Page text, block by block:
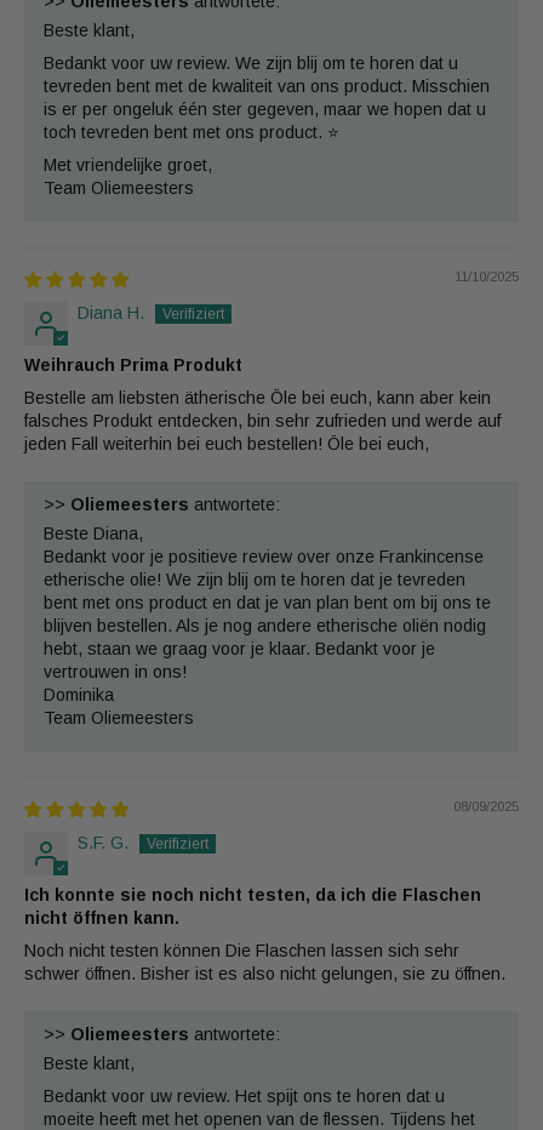
Beste klant,
Bedankt voor uw review. We zijn blij om te horen dat u
tevreden bent met de kwaliteit van ons product. Misschien
is er per ongeluk één ster gegeven, maar we hopen dat u
toch tevreden bent met ons product. ⭐
Met vriendelijke groet,
Team Oliemeesters
11/10/2025
Diana H.
Weihrauch Prima Produkt
Bestelle am liebsten ätherische Öle bei euch, kann aber kein
falsches Produkt entdecken, bin sehr zufrieden und werde auf
jeden Fall weiterhin bei euch bestellen! Öle bei euch,
>> Oliemeesters antwortete:
Beste Diana,
Bedankt voor je positieve review over onze Frankincense
etherische olie! We zijn blij om te horen dat je tevreden
bent met ons product en dat je van plan bent om bij ons te
blijven bestellen. Als je nog andere etherische oliën nodig
hebt, staan we graag voor je klaar. Bedankt voor je
vertrouwen in ons!
Dominika
Team Oliemeesters
08/09/2025
S.F. G.
Ich konnte sie noch nicht testen, da ich die Flaschen
nicht öffnen kann.
Noch nicht testen können Die Flaschen lassen sich sehr
schwer öffnen. Bisher ist es also nicht gelungen, sie zu öffnen.
>> Oliemeesters antwortete:
Beste klant,
Bedankt voor uw review. Het spijt ons te horen dat u
moeite heeft met het openen van de flessen. Tijdens het